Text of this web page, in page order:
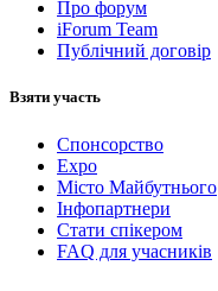
Про форум
iForum Team
Публічний договір
Взяти участь
Спонсорство
Expo
Місто Майбутнього
Інфопартнери
Стати спікером
FAQ для учасників